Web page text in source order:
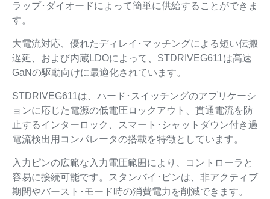
ラップ･ダイオードによって簡単に供給することができま
す。
大電流対応、優れたディレイ･マッチングによる短い伝搬
遅延、および内蔵LDOによって、STDRIVEG611は高速
GaNの駆動向けに最適化されています。
STDRIVEG611は、ハード･スイッチングのアプリケーシ
ョンに応じた電源の低電圧ロックアウト、貫通電流を防
止するインターロック、スマート･シャットダウン付き過
電流検出用コンパレータの搭載を特徴としています。
入力ピンの広範な入力電圧範囲により、コントローラと
容易に接続可能です。スタンバイ･ピンは、非アクティブ
期間やバースト･モード時の消費電力を削減できます。